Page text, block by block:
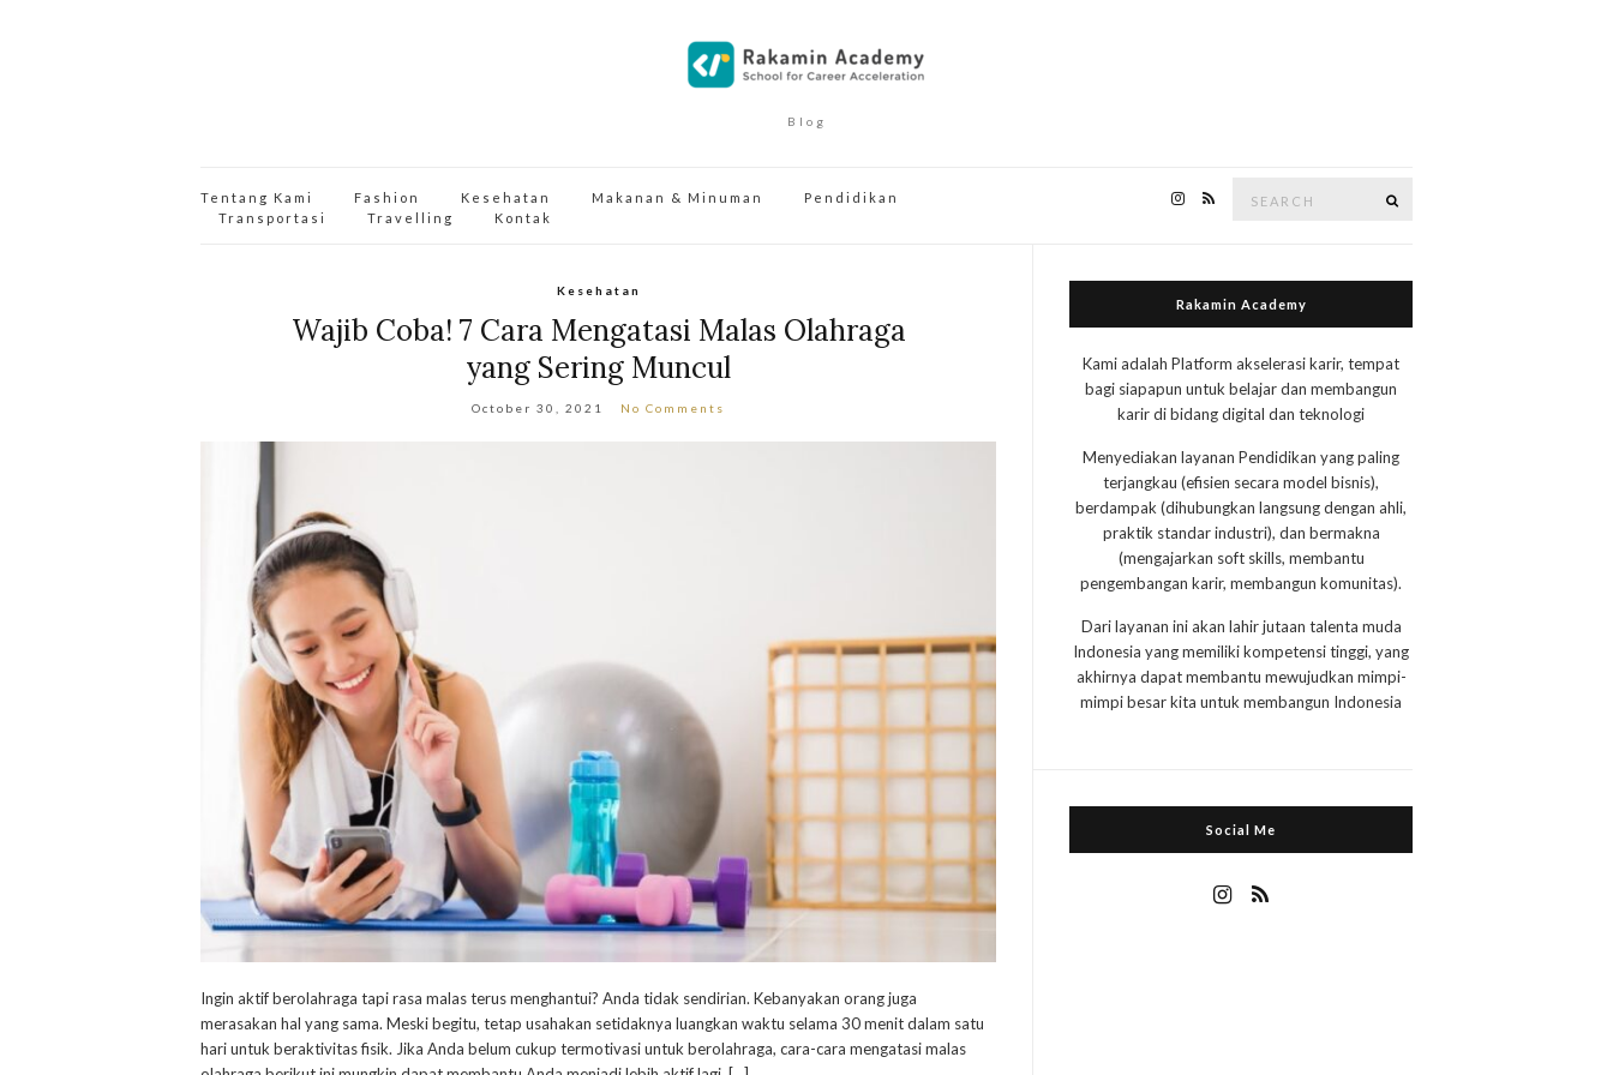
Blog
Tentang Kami Fashion Kesehatan Makanan & Minuman
Pendidikan
Transportasi
Travelling Kontak
Kesehatan
Wajib Coba! 7 Cara Mengatasi Malas Olahraga
yang Sering Muncul
October 30, 2021 No Comments
Ingin aktif berolahraga tapi rasa malas terus menghantui? Anda tidak sendirian. Kebanyakan orang juga
merasakan hal yang sama. Meski begitu, tetap usahakan setidaknya luangkan waktu selama 30 menit dalam satu
hari untuk beraktivitas fisik. Jika Anda belum cukup termotivasi untuk berolahraga, cara-cara mengatasi malas
Rakamin Academy
Kami adalah Platform akselerasi karir, tempat
bagi siapapun untuk belajar dan membangun
karir di bidang digital dan teknologi
Menyediakan layanan Pendidikan yang paling
terjangkau (efisien secara model bisnis),
berdampak (dihubungkan langsung dengan ahli,
praktik standar industri), dan bermakna
(mengajarkan soft skills, membantu
pengembangan karir, membangun komunitas).
Dari layanan ini akan lahir jutaan talenta muda
Indonesia yang memiliki kompetensi tinggi, yang
akhirnya dapat membantu mewujudkan mimpi-
mimpi besar kita untuk membangun Indonesia
Social Me